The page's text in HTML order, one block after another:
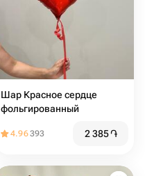
Шар Красное сердце
фольгированный
4.96393 2 385֏